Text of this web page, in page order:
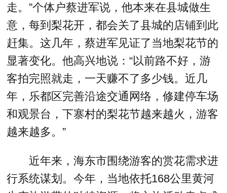
走。”个体户蔡进军说，他本来在县城做生
意，每到梨花开，都会关了县城的店铺到此
赶集。这几年，蔡进军见证了当地梨花节的
显著变化。他高兴地说：“以前路不好，游
客拍完照就走，一天赚不了多少钱。近几
年，乐都区完善沿途交通网络，修建停车场
和观景台，下寨村的梨花节越来越火，游客
越来越多。”
近年来，海东市围绕游客的赏花需求进
行系统谋划。今年，当地依托168公里黄河